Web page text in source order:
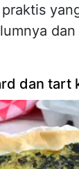
dan tart